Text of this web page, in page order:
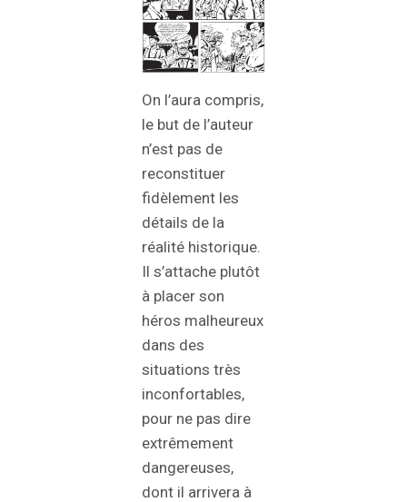
On l’aura compris,
le but de l’auteur
n’est pas de
reconstituer
fidèlement les
détails de la
réalité historique.
Il s’attache plutôt
à placer son
héros malheureux
dans des
situations très
inconfortables,
pour ne pas dire
extrêmement
dangereuses,
dont il arrivera à